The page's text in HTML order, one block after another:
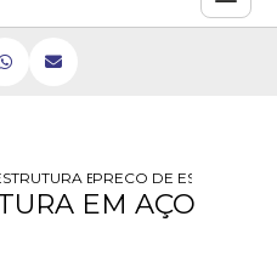
ACO EM ACO
PRECO DE
EM AÇO